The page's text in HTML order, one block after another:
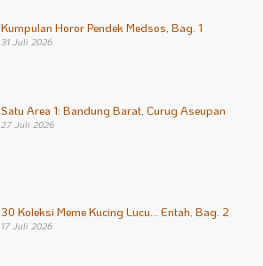
Kumpulan Horor Pendek Medsos, Bag. 1
31 Juli 2026
Satu Area 1: Bandung Barat, Curug Aseupan
27 Juli 2026
30 Koleksi Meme Kucing Lucu… Entah, Bag. 2
17 Juli 2026